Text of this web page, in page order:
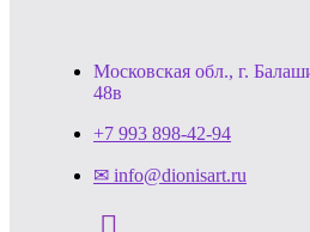
Московская обл., г.
48в
+7 993 898-42-94
✉ info@dionisart.ru